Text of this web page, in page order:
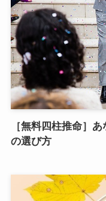
［無料四柱推命］
の選び方